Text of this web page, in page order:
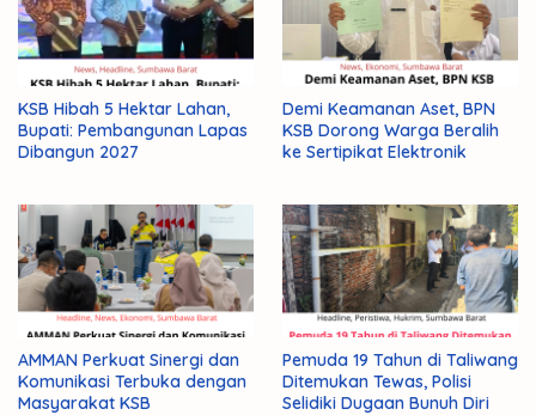
KSB Hibah 5 Hektar Lahan,
Bupati: Pembangunan Lapas
Dibangun 2027
Demi Keamanan Aset, BPN
KSB Dorong Warga Beralih
ke Sertipikat Elektronik
AMMAN Perkuat Sinergi dan
Komunikasi Terbuka dengan
Masyarakat KSB
Pemuda 19 Tahun di Taliwang
Ditemukan Tewas, Polisi
Selidiki Dugaan Bunuh Diri